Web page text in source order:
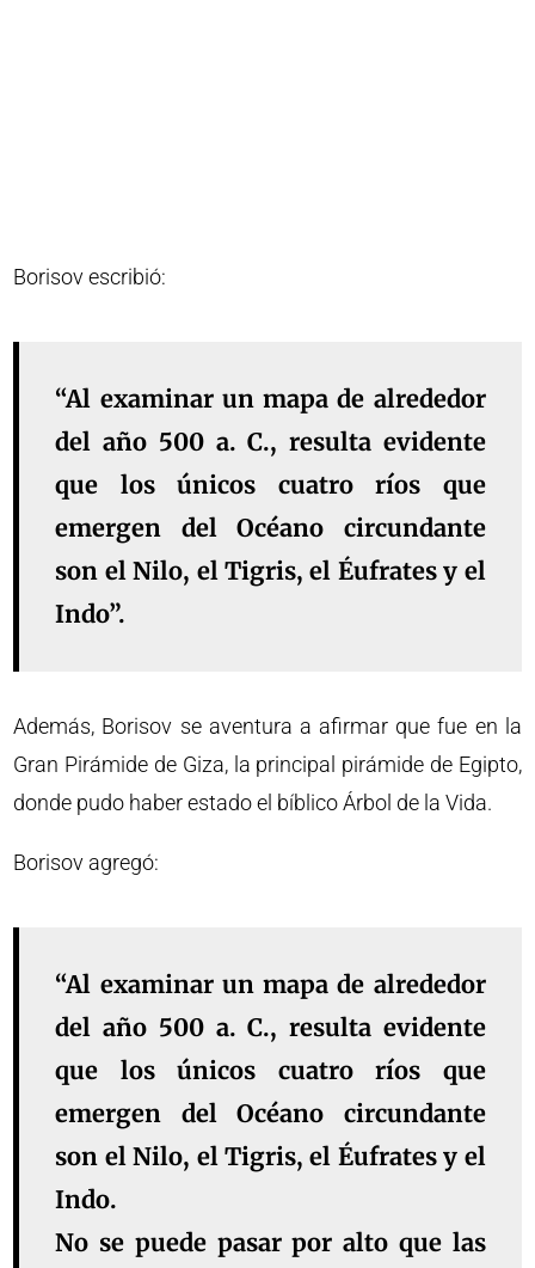
Borisov escribió:
“Al examinar un mapa de alrededor
del año 500 a. C., resulta evidente
que los únicos cuatro ríos que
emergen del Océano circundante
son el Nilo, el Tigris, el Éufrates y el
Indo”.
Además, Borisov se aventura a afirmar que fue en la
Gran Pirámide de Giza, la principal pirámide de Egipto,
donde pudo haber estado el bíblico Árbol de la Vida.
Borisov agregó:
“Al examinar un mapa de alrededor
del año 500 a. C., resulta evidente
que los únicos cuatro ríos que
emergen del Océano circundante
son el Nilo, el Tigris, el Éufrates y el
Indo.
No se puede pasar por alto que las